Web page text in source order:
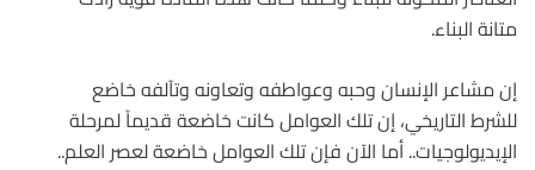
متانة البناء.
إن مشاعر الإنسان وحبه وعواطفه وتعاونه وتآلفه خاضع
للشرط التاريخي، إن تلك العوامل كانت خاضعة قديماً لمرحلة
الإيديولوجيات.. أما الآن فإن تلك العوامل خاضعة لعصر العلم..